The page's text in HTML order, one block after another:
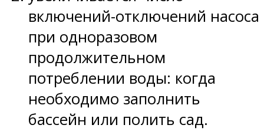
включений-отключений насоса
при одноразовом
продолжительном
потреблении воды: когда
необходимо заполнить
бассейн или полить сад.